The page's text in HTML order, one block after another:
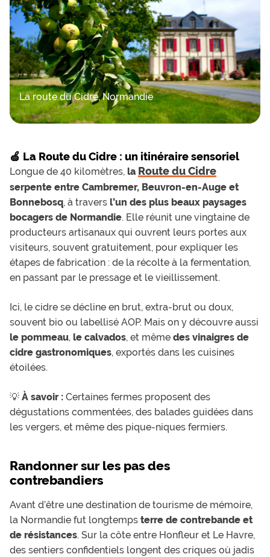
La route du Cidre, Normandie
🍏 La Route du Cidre : un itinéraire sensoriel
Longue de 40 kilomètres, la Route du Cidre
serpente entre Cambremer, Beuvron-en-Auge et
Bonnebosq, à travers l’un des plus beaux paysages
bocagers de Normandie. Elle réunit une vingtaine de
producteurs artisanaux qui ouvrent leurs portes aux
visiteurs, souvent gratuitement, pour expliquer les
étapes de fabrication : de la récolte à la fermentation,
en passant par le pressage et le vieillissement.
Ici, le cidre se décline en brut, extra-brut ou doux,
souvent bio ou labellisé AOP. Mais on y découvre aussi
le pommeau, le calvados, et même des vinaigres de
cidre gastronomiques, exportés dans les cuisines
étoilées.
💡 À savoir : Certaines fermes proposent des
dégustations commentées, des balades guidées dans
les vergers, et même des pique-niques fermiers.
Randonner sur les pas des
contrebandiers
Avant d’être une destination de tourisme de mémoire,
la Normandie fut longtemps terre de contrebande et
de résistances. Sur la côte entre Honfleur et Le Havre,
des sentiers confidentiels longent des criques où jadis